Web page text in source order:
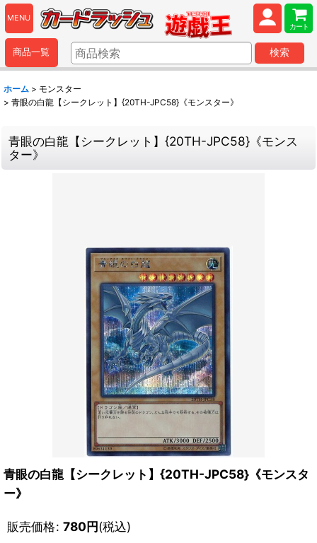
MENU
カート
商品一覧 検索
ホーム > モンスター
> 青眼の白龍【シークレット】{20TH-JPC58}《モンスター》
青眼の白龍【シークレット】{20TH-JPC58}《モンス
ター》
青眼の白龍【シークレット】{20TH-JPC58}《モンスタ
ー》
販売価格: 780円(税込)